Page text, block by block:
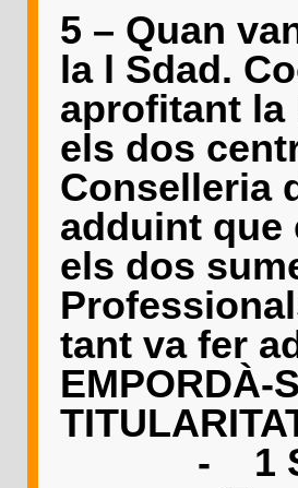
5 – Quan
la l Sdad.
aprofitant la
els dos
Conselleria
adduint que
els dos
tant va fer
EMPORDÀ-
-
1